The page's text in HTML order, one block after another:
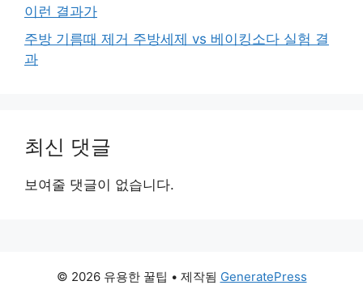
이런 결과가
주방 기름때 제거 주방세제 vs 베이킹소다 실험 결
과
최신 댓글
보여줄 댓글이 없습니다.
© 2026 유용한 꿀팁 • 제작됨 GeneratePress